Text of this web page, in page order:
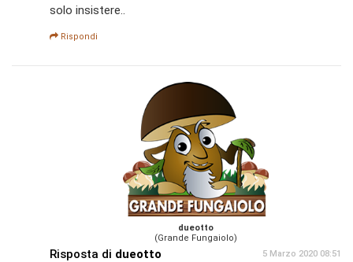
solo insistere..
Rispondi
dueotto
(Grande Fungaiolo)
Risposta di dueotto 5 Marzo 2020 08:51